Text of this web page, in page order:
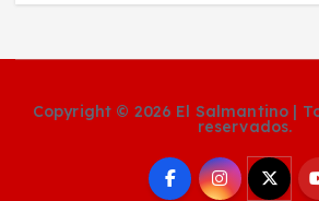
Copyright © 2026 El Salmantino |
reservados.